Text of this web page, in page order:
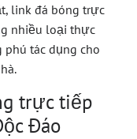
link đá bóng trực
nhiều loại thực
phú tác dụng cho
trực tiếp
Đáo